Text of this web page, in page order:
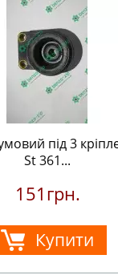
під 3
St 361...
151грн.
Купити